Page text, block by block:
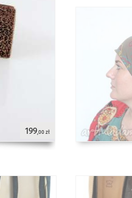
199,00 zł